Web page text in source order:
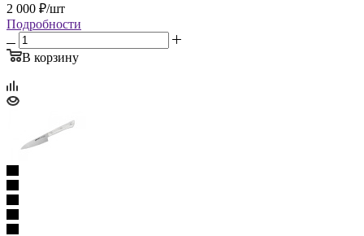
2 000 ₽/шт
Подробности
В корзину